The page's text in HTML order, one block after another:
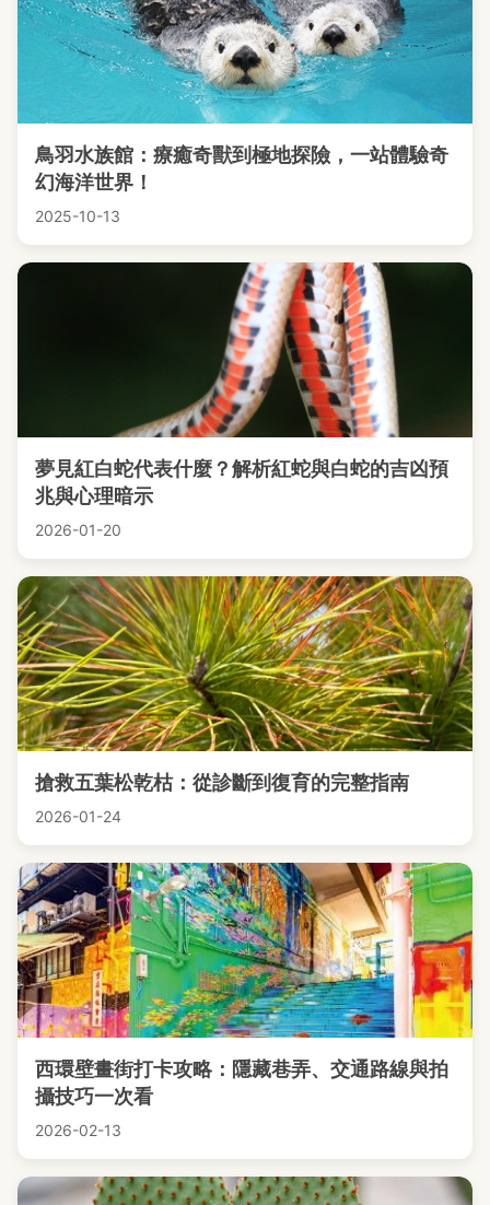
鳥羽水族館：療癒奇獸到極地探險，一站體驗奇
幻海洋世界！
2025-10-13
夢見紅白蛇代表什麼？解析紅蛇與白蛇的吉凶預
兆與心理暗示
2026-01-20
搶救五葉松乾枯：從診斷到復育的完整指南
2026-01-24
西環壁畫街打卡攻略：隱藏巷弄、交通路線與拍
攝技巧一次看
2026-02-13